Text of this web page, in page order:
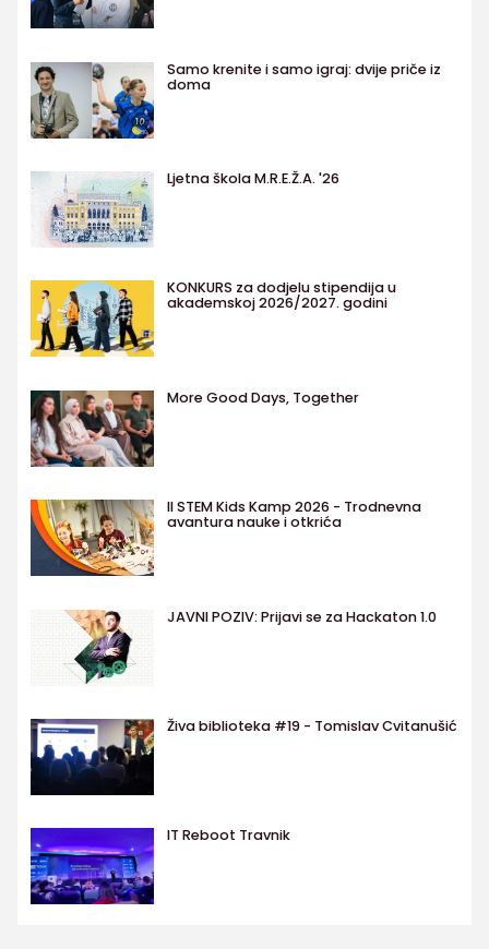
Samo krenite i samo igraj: dvije priče iz
doma
Ljetna škola M.R.E.Ž.A. '26
KONKURS za dodjelu stipendija u
akademskoj 2026/2027. godini
More Good Days, Together
II STEM Kids Kamp 2026 - Trodnevna
avantura nauke i otkrića
JAVNI POZIV: Prijavi se za Hackaton 1.0
Živa biblioteka #19 - Tomislav Cvitanušić
IT Reboot Travnik